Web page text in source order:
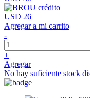
USD 26
Agregar a mi carrito
-
+
Agregar
No hay suficiente stock